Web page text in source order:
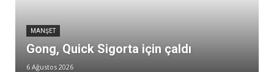
MANŞET
Gong, Quick Sigorta için çaldı
6 Ağustos 2026